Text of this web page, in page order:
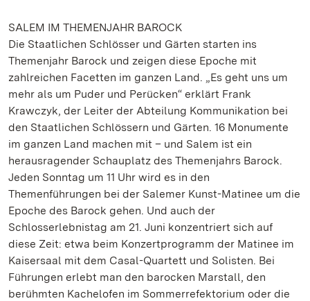
SALEM IM THEMENJAHR BAROCK
Die Staatlichen Schlösser und Gärten starten ins
Themenjahr Barock und zeigen diese Epoche mit
zahlreichen Facetten im ganzen Land. „Es geht uns um
mehr als um Puder und Perücken“ erklärt Frank
Krawczyk, der Leiter der Abteilung Kommunikation bei
den Staatlichen Schlössern und Gärten. 16 Monumente
im ganzen Land machen mit – und Salem ist ein
herausragender Schauplatz des Themenjahrs Barock.
Jeden Sonntag um 11 Uhr wird es in den
Themenführungen bei der Salemer Kunst-Matinee um die
Epoche des Barock gehen. Und auch der
Schlosserlebnistag am 21. Juni konzentriert sich auf
diese Zeit: etwa beim Konzertprogramm der Matinee im
Kaisersaal mit dem Casal-Quartett und Solisten. Bei
Führungen erlebt man den barocken Marstall, den
berühmten Kachelofen im Sommerrefektorium oder die